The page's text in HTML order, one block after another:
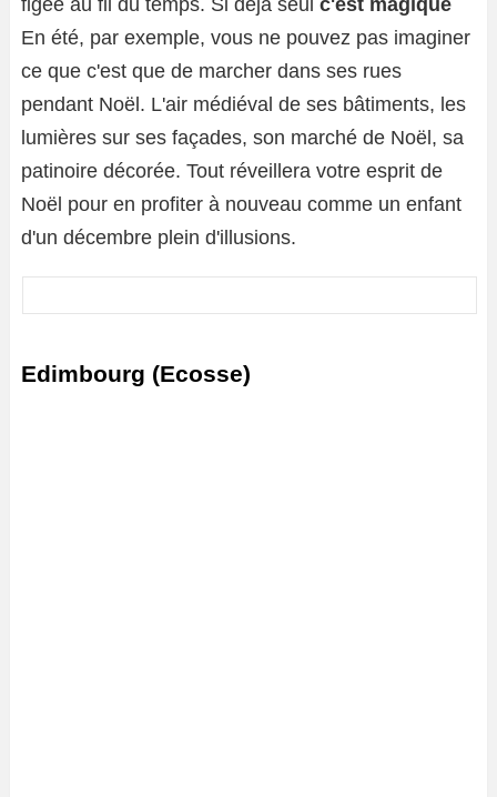
figée au fil du temps. Si déjà seul c'est magique
En été, par exemple, vous ne pouvez pas imaginer
ce que c'est que de marcher dans ses rues
pendant Noël. L'air médiéval de ses bâtiments, les
lumières sur ses façades, son marché de Noël, sa
patinoire décorée. Tout réveillera votre esprit de
Noël pour en profiter à nouveau comme un enfant
d'un décembre plein d'illusions.
Edimbourg (Ecosse)